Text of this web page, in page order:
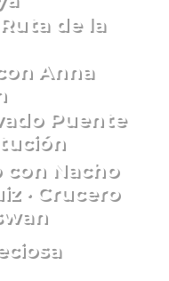
de la
Anna
Puente
con Nacho
· Crucero